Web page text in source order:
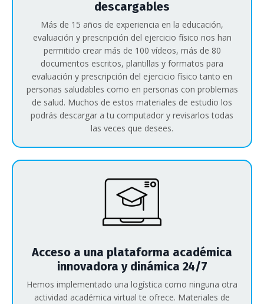
descargables
Más de 15 años de experiencia en la educación,
evaluación y prescripción del ejercicio físico nos han
permitido crear más de 100 vídeos, más de 80
documentos escritos, plantillas y formatos para
evaluación y prescripción del ejercicio físico tanto en
personas saludables como en personas con problemas
de salud. Muchos de estos materiales de estudio los
podrás descargar a tu computador y revisarlos todas
las veces que desees.
Acceso a una plataforma académica
innovadora y dinámica 24/7
Hemos implementado una logística como ninguna otra
actividad académica virtual te ofrece. Materiales de